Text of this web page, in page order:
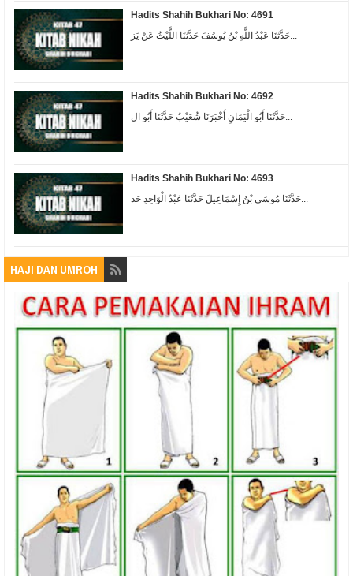
Hadits Shahih Bukhari No: 4691
Hadits Shahih Bukhari No: 4692
حَدَّثَنَا أَبُو الْيَمَانِ أَخْبَرَنَا شُعَيْبٌ حَدَّثَنَا أَبُو ال...
Hadits Shahih Bukhari No: 4693
حَدَّثَنَا مُوسَى بْنُ إِسْمَاعِيلَ حَدَّثَنَا عَبْدُ الْوَاحِدِ حَد...
HAJI DAN UMROH